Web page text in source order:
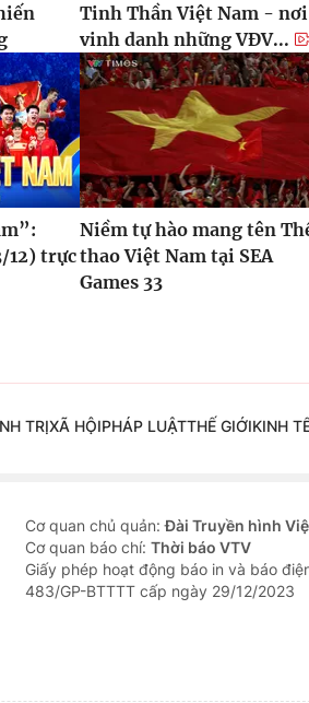
Tinh Thần Việt Nam - nơi
vinh danh những VĐV...
12) trực
Niềm tự hào mang tên
thao Việt Nam tại SEA
Games 33
TRỊXÃ HỘIPHÁP LUẬTTHẾ GIỚIKINH
Cơ quan chủ quản:Đài Truyền hình
Cơ quan báo chí: Thời báo VTV
Giấy phép hoạt động báo in và báo
483/GP-BTTTT cấp ngày 29/12/2023